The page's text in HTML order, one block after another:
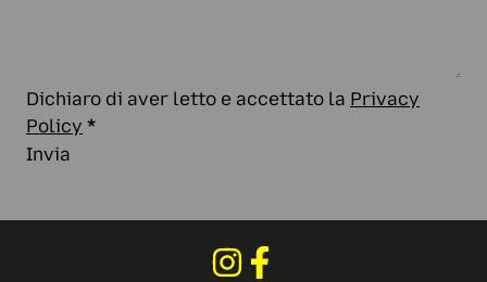
Dichiaro di aver letto e accettato la Privacy
Policy *
Invia